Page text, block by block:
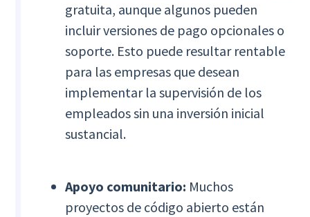
gratuita, aunque algunos pueden
incluir versiones de pago opcionales o
soporte. Esto puede resultar rentable
para las empresas que desean
implementar la supervisión de los
empleados sin una inversión inicial
sustancial.
Apoyo comunitario: Muchos
proyectos de código abierto están